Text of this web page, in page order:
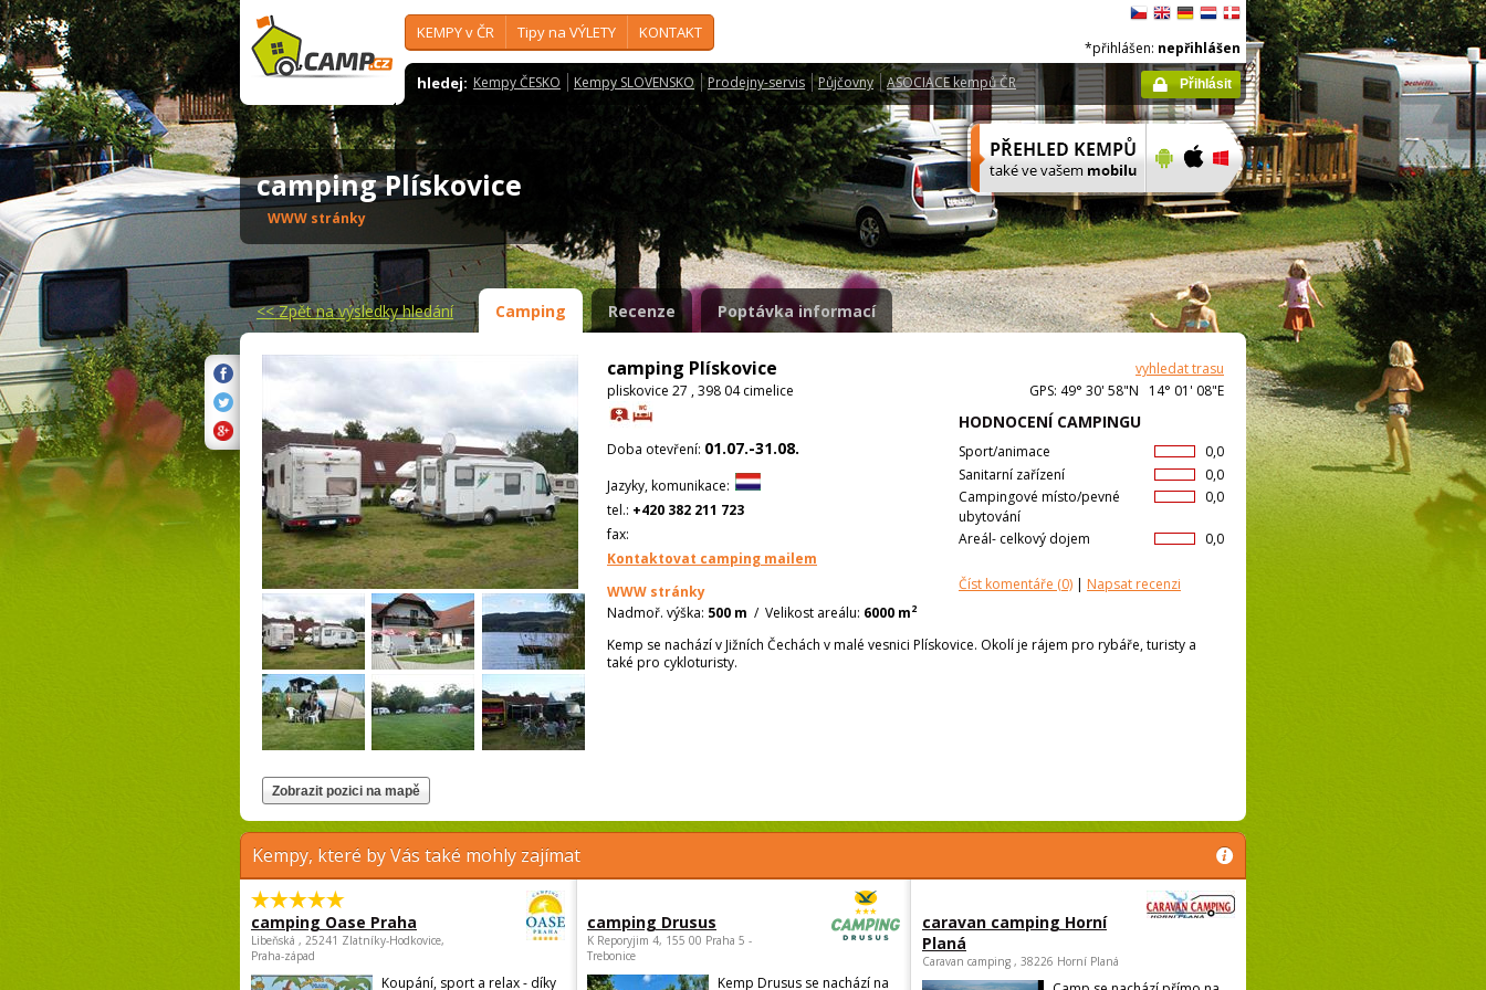
KEMPY v ČR Tipy na VÝLETY KONTAKT
hledej: Kempy ČESKO Kempy SLOVENSKO Prodejny-servis Půjčovny ASOCIACE kempů ČR
*přihlášen: nepřihlášen
Přihlásit
camping Plískovice
WWW stránky
<<Zpět na výsledky hledání Camping Recenze Poptávka informací
camping Plískovice
vyhledat trasu
pliskovice 27 , 398 04 cimelice
GPS: 49° 30' 58"N 14° 01' 08"E
HODNOCENÍ CAMPINGU
0,0
Sport/animace
0,0
Sanitarní zařízení
0,0
Campingové místo/pevné
ubytování
0,0
Areál- celkový dojem
Číst komentáře (0) | Napsat recenzi
Doba otevření: 01.07.-31.08.
Jazyky, komunikace:
tel.: +420 382 211 723
fax:
Kontaktovat camping mailem
WWW stránky
Nadmoř. výška: 500 m / Velikost areálu: 6000 m2
Kemp se nachází v Jižních Čechách v malé vesnici Plískovice. Okolí je rájem pro rybáře, turisty a
také pro cykloturisty.
Kempy, které by Vás také mohly zajímat
camping Oase Praha
Libeňská , 25241 Zlatníky-Hodkovice,
Praha-západ
Koupání, sport a relax - díky
camping Drusus
K Reporyjim 4, 155 00 Praha 5 -
Trebonice
Kemp Drusus se nachází na
caravan camping Horní
Planá
Caravan camping , 38226 Horní Planá